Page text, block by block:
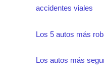
accidentes viales
Los 5 autos más
Los autos más